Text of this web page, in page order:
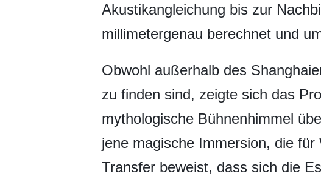
Akustikangleichung bis zur
millimetergenau berechnet und
Obwohl außerhalb des
zu finden sind, zeigte sich das
mythologische Bühnenhimmel
jene magische Immersion, die
Transfer beweist, dass sich die